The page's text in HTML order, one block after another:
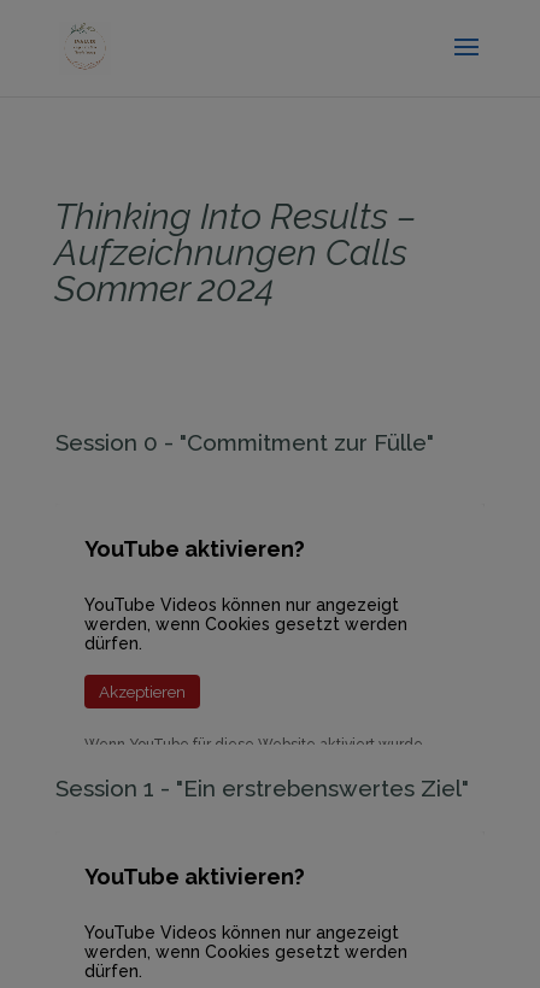
.entry-title { display:none; }
Thinking Into Results –
Aufzeichnungen Calls
Sommer 2024
Session 0 - "Commitment zur Fülle"
YouTube aktivieren?
YouTube Videos können nur angezeigt
werden, wenn Cookies gesetzt werden
dürfen.
Akzeptieren
Wenn YouTube für diese Website aktiviert wurde,
von YouTube:hier
Session 1 - "Ein erstrebenswertes Ziel"
YouTube aktivieren?
YouTube Videos können nur angezeigt
werden, wenn Cookies gesetzt werden
dürfen.